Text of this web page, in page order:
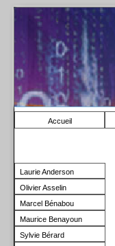
Accueil
Laurie Anderson
Olivier Asselin
Marcel Bénabou
Maurice Benayoun
Sylvie Bérard